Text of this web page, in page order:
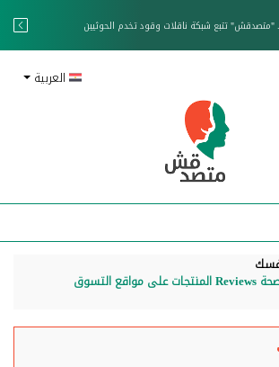
"متصدقش" تتبع شبكة ناقلات وقود تخدم الحوثيين
العربية
إزاي أعرف مدى صحة Reviews المنتجات على مواقع التسوق